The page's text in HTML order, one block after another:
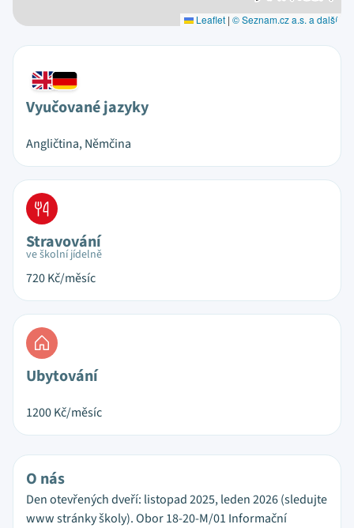
Leaflet | © Seznam.cz a.s. a další
Vyučované jazyky
Angličtina, Němčina
Stravování
ve školní jídelně
720Kč/měsíc
Ubytování
1200Kč/měsíc
O nás
Den otevřených dveří: listopad 2025, leden 2026 (sledujte
www stránky školy). Obor 18-20-M/01 Informační